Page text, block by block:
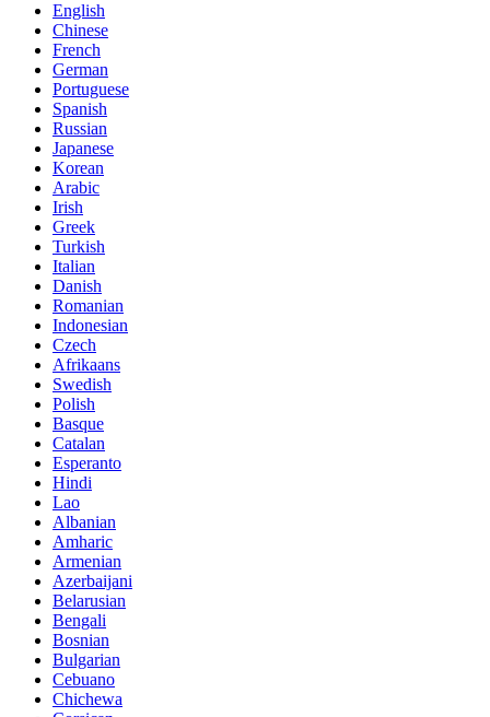
English
Chinese
French
German
Portuguese
Spanish
Russian
Japanese
Korean
Arabic
Irish
Greek
Turkish
Italian
Danish
Romanian
Indonesian
Czech
Afrikaans
Swedish
Polish
Basque
Catalan
Esperanto
Hindi
Lao
Albanian
Amharic
Armenian
Azerbaijani
Belarusian
Bengali
Bosnian
Bulgarian
Cebuano
Chichewa